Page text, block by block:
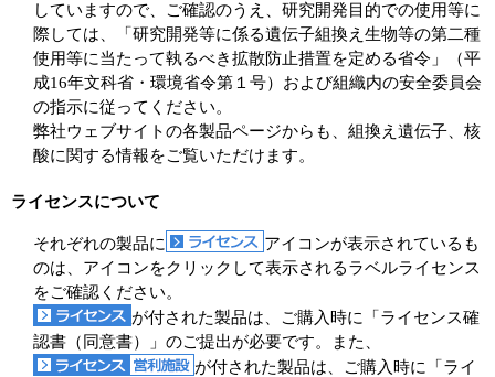
していますので、ご確認のうえ、研究開発目的での使用等に
際しては、「研究開発等に係る遺伝子組換え生物等の第二種
使用等に当たって執るべき拡散防止措置を定める省令」（平
成16年文科省・環境省令第１号）および組織内の安全委員会
の指示に従ってください。
弊社ウェブサイトの各製品ページからも、組換え遺伝子、核
酸に関する情報をご覧いただけます。
ライセンスについて
それぞれの製品に
アイコンが表示されているも
のは、アイコンをクリックして表示されるラベルライセンス
をご確認ください。
が付された製品は、ご購入時に「ライセンス確
認書（同意書）」のご提出が必要です。また、
が付された製品は、ご購入時に「ライ